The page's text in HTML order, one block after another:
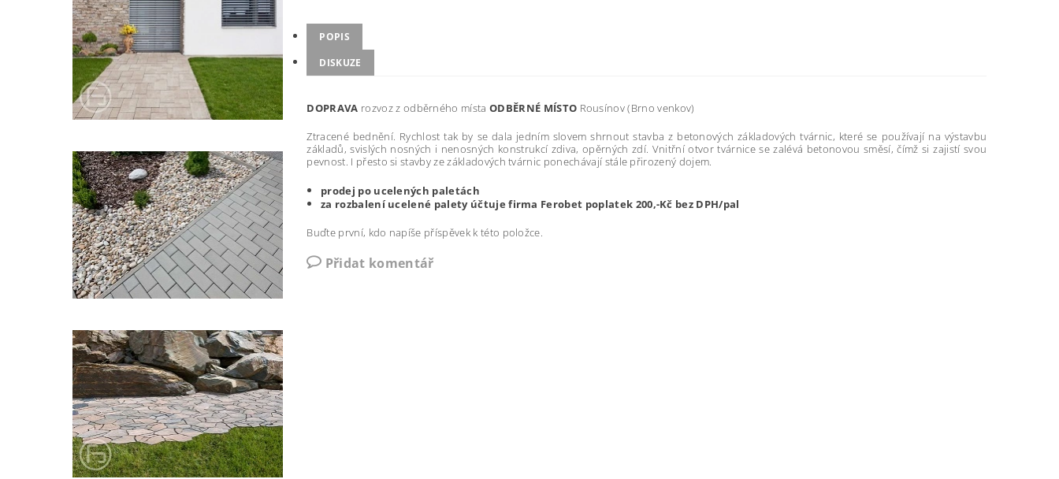
POPIS
DISKUZE
DOPRAVA rozvoz z odběrného místa ODBĚRNÉ MÍSTO Rousínov (Brno venkov)
Ztracené bednění. Rychlost tak by se dala jedním slovem shrnout stavba z betonových základových tvárnic, které se používají na výstavbu
základů, svislých nosných i nenosných konstrukcí zdiva, opěrných zdí. Vnitřní otvor tvárnice se zalévá betonovou směsí, čímž si zajistí svou
pevnost. I přesto si stavby ze základových tvárnic ponechávají stále přirozený dojem.
prodej po ucelených paletách
za rozbalení ucelené palety účtuje firma Ferobet poplatek 200,-Kč bez DPH/pal
Buďte první, kdo napíše příspěvek k této položce.
Přidat komentář